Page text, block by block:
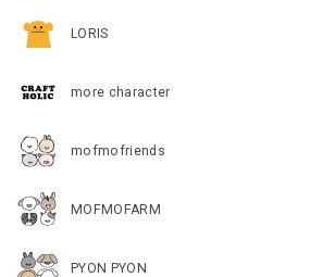
LORIS
more character
mofmofriends
MOFMOFARM
PYON PYON